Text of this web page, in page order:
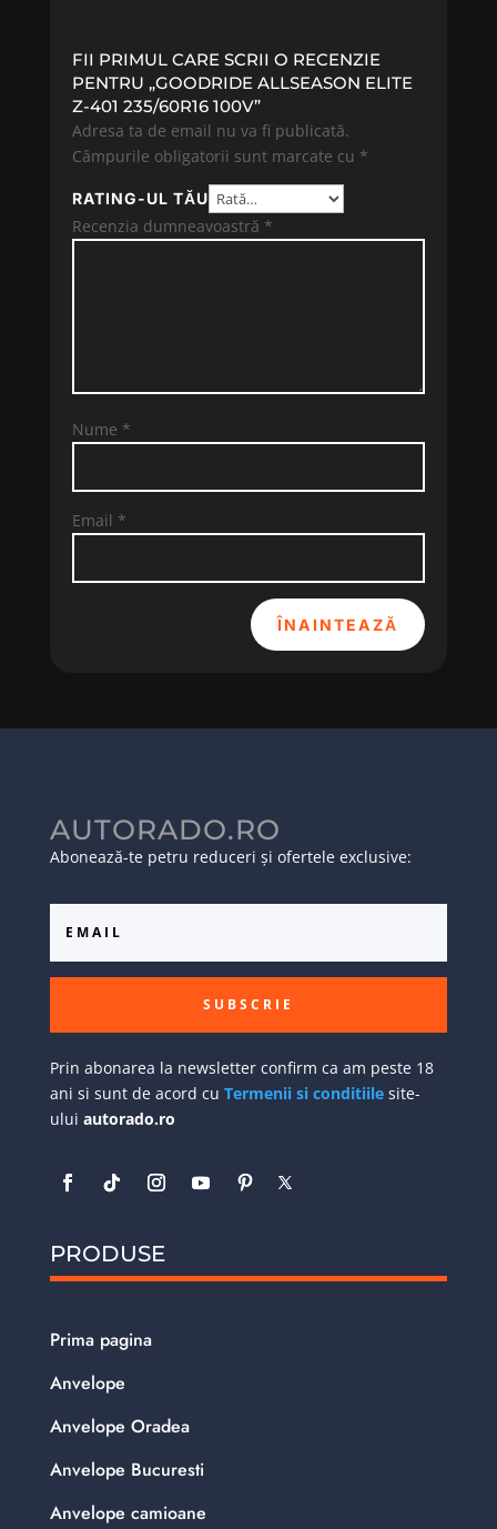
FII PRIMUL CARE SCRII O RECENZIE
PENTRU „GOODRIDE ALLSEASON ELITE
Z-401 235/60R16 100V”
Adresa ta de email nu va fi publicată.
Câmpurile obligatorii sunt marcate cu *
RATING-UL TĂU
Recenzia dumneavoastră *
Nume *
Email *
ÎNAINTEAZĂ
AUTORADO.RO
Abonează-te petru reduceri și ofertele exclusive:
SUBSCRIE
Prin abonarea la newsletter confirm ca am peste 18
ani si sunt de acord cu Termenii si conditiilesite-
ului autorado.ro
PRODUSE
Prima pagina
Anvelope
Anvelope Oradea
Anvelope Bucuresti
Anvelope camioane